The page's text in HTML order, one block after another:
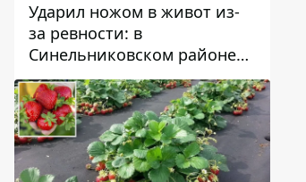
Ударил ножом в живот из-
за ревности: в
Синельниковском районе
задержали 49-летнего
мужчину за убийство